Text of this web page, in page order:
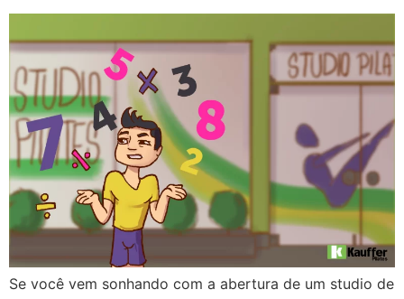
Se você vem sonhando com a abertura de um studio de